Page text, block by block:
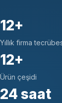
12+
Yıllık firma
12+
Ürün çeşidi
24 saat